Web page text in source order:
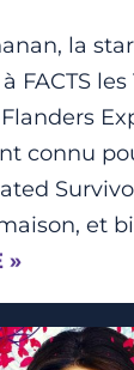
la
FACTS les
connu
et
»